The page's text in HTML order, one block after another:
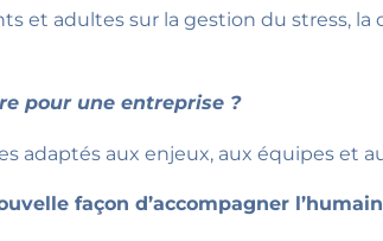
et adultes sur la gestion du stress,
pour une entreprise ?
adaptés aux enjeux, aux équipes et
façon d’accompagner